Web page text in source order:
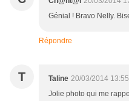
Génial ! Bravo Nelly.
Répondre
T Taline 20/03/2014 13:55
Jolie photo qui me